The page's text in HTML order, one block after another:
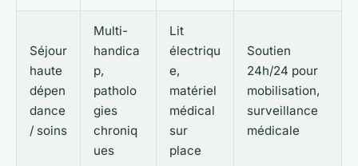
Séjour
haute
dépen
dance
/ soins
Multi-
handica
p,
patholo
gies
chroniq
ues
Lit
électriqu
e,
matériel
médical
sur
place
Soutien
24h/24 pour
mobilisation,
surveillance
médicale